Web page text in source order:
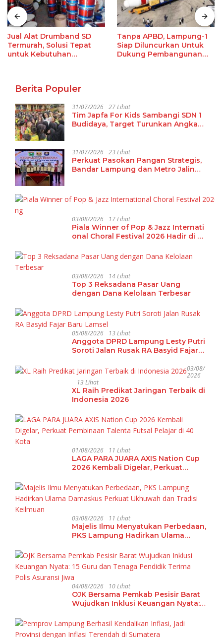
Jual Alat Drumband SD
Termurah, Solusi Tepat
untuk Kebutuhan
Tanpa APBD, Lampung-1
Siap Diluncurkan Untuk
Dukung Pembangunan
Berita Populer
31/07/2026 27 Lihat
Tim Japfa For Kids Sambangi SDN 1
Budidaya, Target Turunkan Angka
31/07/2026 23 Lihat
Perkuat Pasokan Pangan Strategis,
Bandar Lampung dan Metro Jalin
03/08/2026 17 Lihat
Piala Winner of Pop & Jazz Internati
onal Choral Festival 2026 Hadir di La
03/08/2026 14 Lihat
Top 3 Reksadana Pasar Uang
dengan Dana Kelolaan Terbesar
05/08/2026 13 Lihat
Anggota DPRD Lampung Lesty Putri
Soroti Jalan Rusak RA Basyid Fajar
03/08/
2026
13 Lihat
XL Raih Predikat Jaringan Terbaik di
Indonesia 2026
01/08/2026 11 Lihat
LAGA PARA JUARA AXIS Nation Cup
2026 Kembali Digelar, Perkuat
40 Kota
03/08/2026 11 Lihat
Majelis Ilmu Menyatukan Perbedaan,
PKS Lampung Hadirkan Ulama
Tradisi Keilmuan
04/08/2026 10 Lihat
OJK Bersama Pemkab Pesisir Barat
Wujudkan Inklusi Keuangan Nyata:
Polis Asuransi Jiwa